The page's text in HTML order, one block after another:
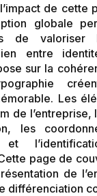
de cette
globale
de valoriser
entre
sur la
Les
de
les
et
page de
de
différenciation